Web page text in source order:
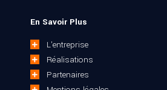
En Savoir Plus
 L'entreprise
 Réalisations
 Partenaires